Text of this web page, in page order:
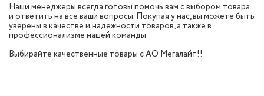
Наши менеджеры всегда готовы помочь вам с выбором товара
и ответить на все ваши вопросы. Покупая у нас, вы можете быть
уверены в качестве и надежности товаров, а также в
профессионализме нашей команды.
Выбирайте качественные товары с АО Мегалайт!!